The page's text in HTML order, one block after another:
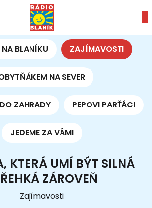
BLANÍKU ZAJÍMAVOSTI
NA SEVER
ZAHRADY PEPOVI PARŤÁCI
JEDEME ZA VÁMI
KTERÁ UMÍ BÝT SILNÁ
ZÁROVEŇ
Zajímavosti